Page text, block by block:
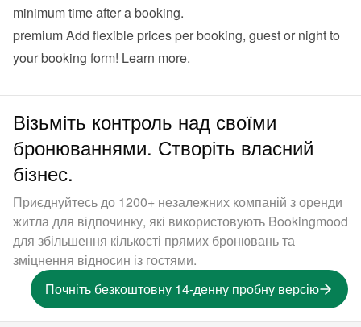
minimum time after a booking.
premium Add flexible prices per booking, guest or night to
your booking form! Learn more.
Візьміть контроль над своїми
бронюваннями. Створіть власний
бізнес.
Приєднуйтесь до 1200+ незалежних компаній з оренди
житла для відпочинку, які використовують Bookingmood
для збільшення кількості прямих бронювань та
зміцнення відносин із гостями.
Почніть безкоштовну 14-денну пробну версію